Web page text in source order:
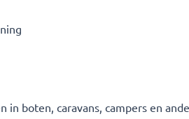
in boten, caravans, campers en